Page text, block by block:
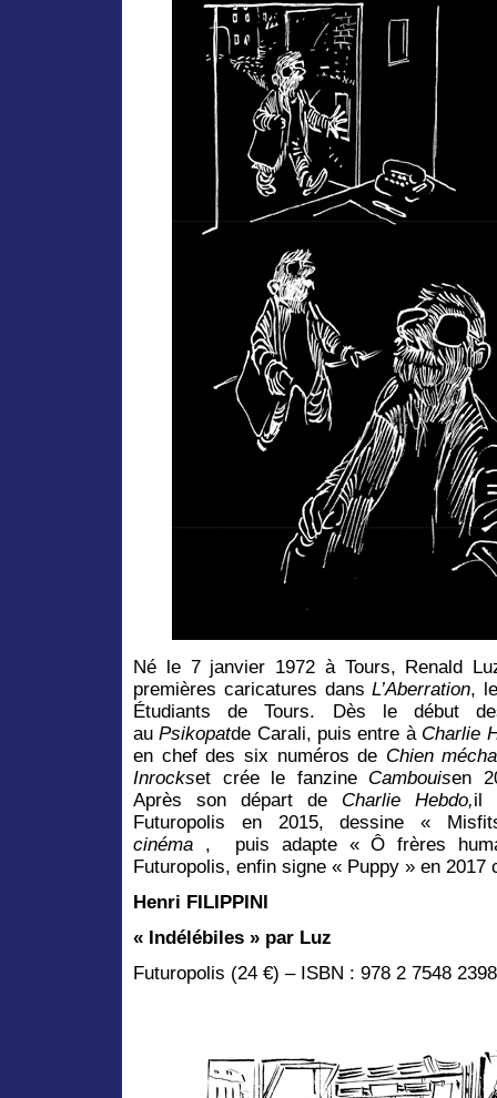
Né le 7 janvier 1972 à Tours, Renald
premières caricatures dansL’Aberration,
Étudiants de Tours. Dès le début
auPsikopatde Carali, puis entre à Charlie
en chef des six numéros de Chien
Inrockset crée le fanzine Cambouisen
Après son départ de Charlie Hebdo,il
Futuropolis en 2015, dessine «
cinéma , puis adapte « Ô frères
Futuropolis, enfin signe « Puppy » en 2017
Henri FILIPPINI
« Indélébiles » par Luz
Futuropolis (24 €) – ISBN : 978 2 7548